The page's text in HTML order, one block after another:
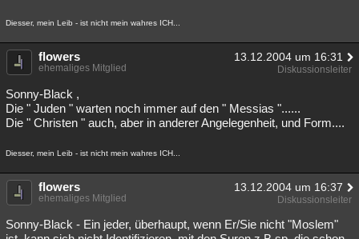
Diesser, mein Leib - ist nicht mein wahres ICH...
flowers 13.12.2004 um 16:31
ehemaliges Mitglied Diskussionsleiter
Sonny-Black ,
Die " Juden " warten noch immer auf den " Messias "......
Die " Christen " auch, aber in anderer Angelegenheit, und Form....
Diesser, mein Leib - ist nicht mein wahres ICH...
flowers 13.12.2004 um 16:37
ehemaliges Mitglied Diskussionsleiter
Sonny-Black - Ein jeder, überhaupt, wenn Er/Sie nicht "Moslem"